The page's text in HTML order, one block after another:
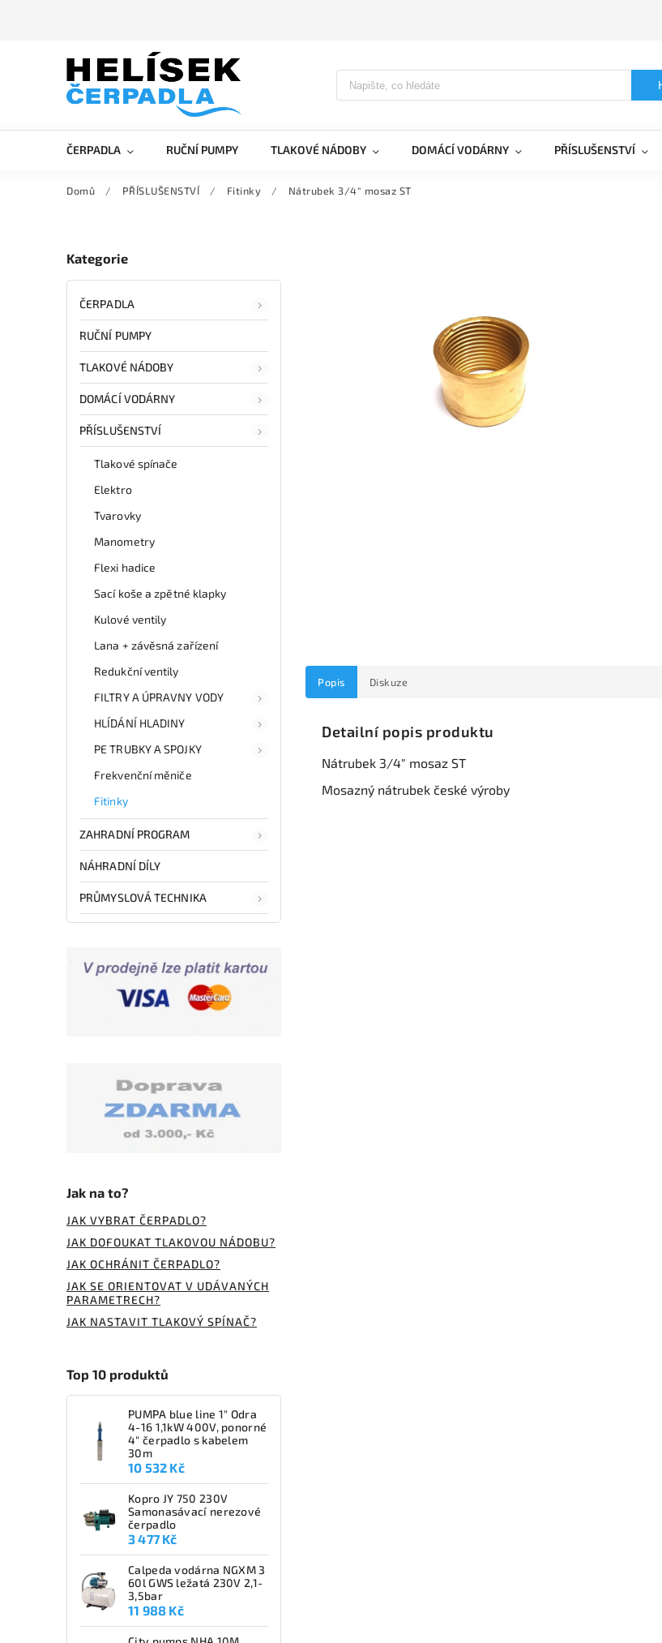
ČERPADLA RUČNÍ PUMPY TLAKOVÉ NÁDOBY DOMÁCÍ VODÁRNY PŘÍSLUŠENSTVÍ
Domů / PŘÍSLUŠENSTVÍ / Fitinky / Nátrubek 3/4" mosaz ST
Kategorie
ČERPADLA
RUČNÍ PUMPY
TLAKOVÉ NÁDOBY
DOMÁCÍ VODÁRNY
PŘÍSLUŠENSTVÍ
Tlakové spínače
Elektro
Tvarovky
Manometry
Flexi hadice
Sací koše a zpětné klapky
Kulové ventily
Lana + závěsná zařízení
Redukční ventily
FILTRY A ÚPRAVNY VODY
HLÍDÁNÍ HLADINY
PE TRUBKY A SPOJKY
Frekvenční měniče
Fitinky
ZAHRADNÍ PROGRAM
NÁHRADNÍ DÍLY
PRŮMYSLOVÁ TECHNIKA
Jak na to?
JAK VYBRAT ČERPADLO?
JAK DOFOUKAT TLAKOVOU NÁDOBU?
JAK OCHRÁNIT ČERPADLO?
JAK SE ORIENTOVAT V UDÁVANÝCH
PARAMETRECH?
JAK NASTAVIT TLAKOVÝ SPÍNAČ?
Top 10 produktů
PUMPA blue line 1" Odra
4-16 1,1kW 400V, ponorné
4" čerpadlo s kabelem
30m
10 532 Kč
Kopro JY 750 230V
Samonasávací nerezové
čerpadlo
3 477 Kč
Calpeda vodárna NGXM 3
60l GWS ležatá 230V 2,1-
3,5bar
11 988 Kč
Popis Diskuze
Detailní popis produktu
Nátrubek 3/4" mosaz ST
Mosazný nátrubek české výroby